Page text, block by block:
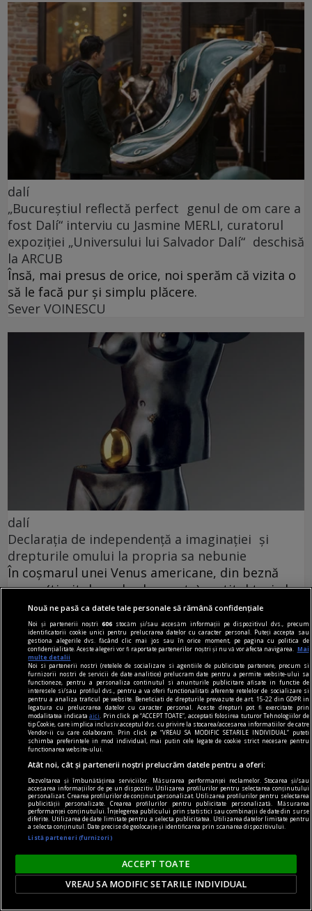
dalí
„Bucureștiul reflectă perfect genul de om care a
fost Dalí“ interviu cu Jasmine MERLI, curatorul
expoziției „Universului lui Salvador Dalí“ deschisă
la ARCUB
Însă, mai presus de orice, noi sperăm că vizita o
să le facă pur și simplu plăcere.
Sever VOINESCU
dalí
Declarația de independență a imaginației și
drepturile omului la propria sa nebunie
În coșmarul unei Venus americane, din beznă
apare (ticsit de umbrele uscate) vestitul taxi al
lui Cristofor Columb.
dalí
Gala
Numai Gala și Dalí sînt deghizați într‑o mitologie
deja indestructibilă.
Nouă ne pasă ca datele tale personale să rămână confidențiale
Noi și partenerii noștri606 stocăm și/sau accesăm informații pe dispozitivul dvs., precum
identificatorii cookie unici pentru prelucrarea datelor cu caracter personal. Puteți accepta sau
gestiona alegerile dvs. făcând clic mai jos sau în orice moment, pe pagina cu politica de
confidențialitate. Aceste alegeri vor fi raportate partenerilor noștri și nu vă vor afecta navigarea.
Mai
multe detalii
Noi si partenerii nostri (retelele de socializare si agentiile de publicitate partenere, precum si
furnizorii nostri de servicii de date analitice) prelucram date pentru a permite website-ului sa
functioneze, pentru a personaliza continutul si anunturile publicitare afisate in functie de
interesele si/sau profilul dvs., pentru a va oferi functionalitati aferente retelelor de socializare si
pentru a analiza traficul pe website. Beneficiati de drepturile prevazute de art. 15-22 din GDPR in
legatura cu prelucrarea datelor cu caracter personal. Aceste drepturi pot fi exercitate prin
modalitatea indicataaici
. Prin click pe “ACCEPT TOATE”, acceptati folosirea tuturor Tehnologiilor de
tip Cookie, care implica inclusiv acceptul dvs. cu privire la stocarea/accesarea informatiilor de catre
Vendor-ii cu care colaboram. Prin click pe “VREAU SA MODIFIC SETARILE INDIVIDUAL” puteti
schimba preferintele in mod individual, mai putin cele legate de cookie strict necesare pentru
functionarea website-ului.
Atât noi, cât și partenerii noștri prelucrăm datele pentru a oferi:
Dezvoltarea și îmbunătățirea serviciilor. Măsurarea performanței reclamelor. Stocarea și/sau
accesarea informațiilor de pe un dispozitiv. Utilizarea profilurilor pentru selectarea conținutului
personalizat. Crearea profilurilor de conținut personalizat. Utilizarea profilurilor pentru selectarea
publicității personalizate. Crearea profilurilor pentru publicitate personalizată. Măsurarea
performanței conținutului. Înțelegerea publicului prin statistici sau combinații de date din surse
diferite. Utilizarea de date limitate pentru a selecta publicitatea. Utilizarea datelor limitate pentru
a selecta conținutul. Date precise de geolocație și identificarea prin scanarea dispozitivului.
Listă parteneri (furnizori)
ACCEPT TOATE
VREAU SA MODIFIC SETARILE INDIVIDUAL